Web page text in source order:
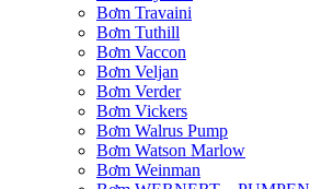
Bơm Travaini
Bơm Tuthill
Bơm Vaccon
Bơm Veljan
Bơm Verder
Bơm Vickers
Bơm Walrus Pump
Bơm Watson Marlow
Bơm Weinman